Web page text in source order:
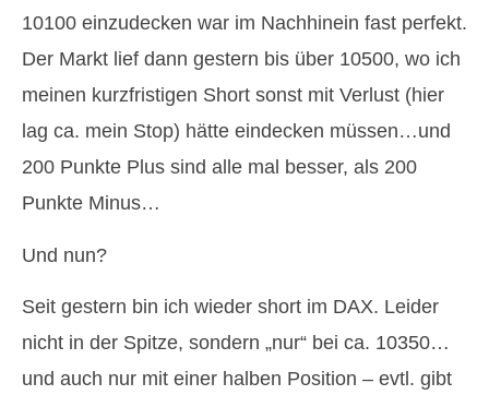
10100 einzudecken war im Nachhinein fast perfekt.
Der Markt lief dann gestern bis über 10500, wo ich
meinen kurzfristigen Short sonst mit Verlust (hier
lag ca. mein Stop) hätte eindecken müssen…und
200 Punkte Plus sind alle mal besser, als 200
Punkte Minus…
Und nun?
Seit gestern bin ich wieder short im DAX. Leider
nicht in der Spitze, sondern „nur“ bei ca. 10350…
und auch nur mit einer halben Position – evtl. gibt